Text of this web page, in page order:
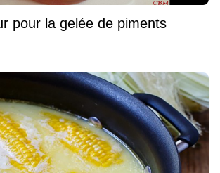
pour la gelée de piments